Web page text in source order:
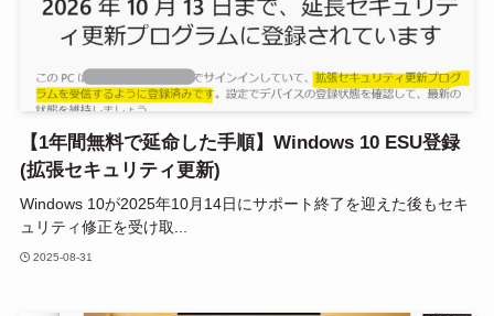
【1年間無料で延命した手順】Windows 10 ESU登録
(拡張セキュリティ更新)
Windows 10が2025年10月14日にサポート終了を迎えた後もセキ
ュリティ修正を受け取...
2025-08-31